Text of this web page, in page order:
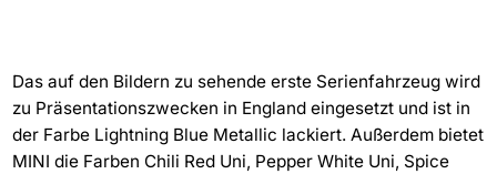
Das auf den Bildern zu sehende erste Serienfahrzeug wird
zu Präsentationszwecken in England eingesetzt und ist in
der Farbe Lightning Blue Metallic lackiert. Außerdem bietet
MINI die Farben Chili Red Uni, Pepper White Uni, Spice